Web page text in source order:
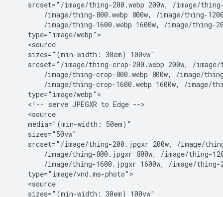
srcset="/image/thing-200.webp 200w, /image/
/image/thing-800.webp 800w, /image/thing-
/image/thing-1600.webp 1600w, /image/thing-
    type="image/webp">
    <source
    sizes="(min-width: 30em) 100vw"
srcset="/image/thing-crop-200.webp 200w, /
/image/thing-crop-800.webp 800w, /image/
/image/thing-crop-1600.webp 1600w, /image/
    type="image/webp">
    <!-- serve JPEGXR to Edge -->
    <source
    media="(min-width: 50em)"
    sizes="50vw"
srcset="/image/thing-200.jpgxr 200w, /image/
/image/thing-800.jpgxr 800w, /image/thing-
/image/thing-1600.jpgxr 1600w, /image/
    type="image/vnd.ms-photo">
    <source
    sizes="(min-width: 30em) 100vw"